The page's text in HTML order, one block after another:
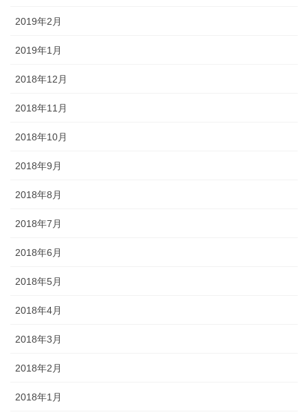
2019年2月
2019年1月
2018年12月
2018年11月
2018年10月
2018年9月
2018年8月
2018年7月
2018年6月
2018年5月
2018年4月
2018年3月
2018年2月
2018年1月